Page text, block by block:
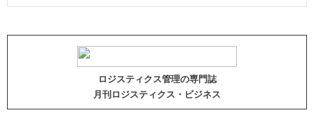
ロジスティクス管理の専門誌
月刊ロジスティクス・ビジネス